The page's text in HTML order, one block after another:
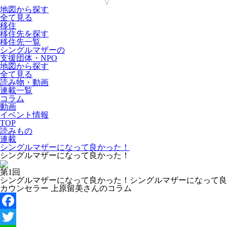
地図から探す
全て見る
移住
移住先を探す
移住先一覧
シングルマザーの
支援団体・NPO
地図から探す
全て見る
読み物・動画
連載一覧
コラム
動画
イベント情報
TOP
読みもの
連載
シングルマザーになって良かった！
シングルマザーになって良かった！
第1 回
シングルマザーになって良かった！ シングルマザーになって
カウンセラー 上原留美さんのコラム
Facebook